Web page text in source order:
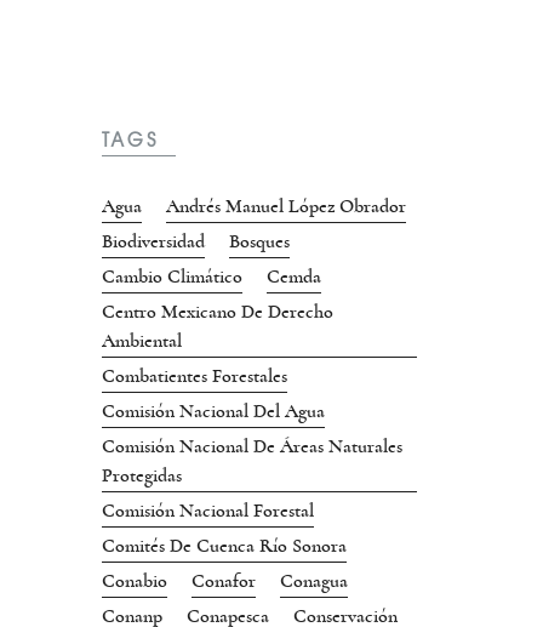
TAGS
Agua
Andrés Manuel López Obrador
Biodiversidad
Bosques
Cambio Climático
Cemda
Centro Mexicano De Derecho
Ambiental
Combatientes Forestales
Comisión Nacional Del Agua
Comisión Nacional De Áreas Naturales
Protegidas
Comisión Nacional Forestal
Comités De Cuenca Río Sonora
Conabio
Conafor
Conagua
Conanp
Conapesca
Conservación